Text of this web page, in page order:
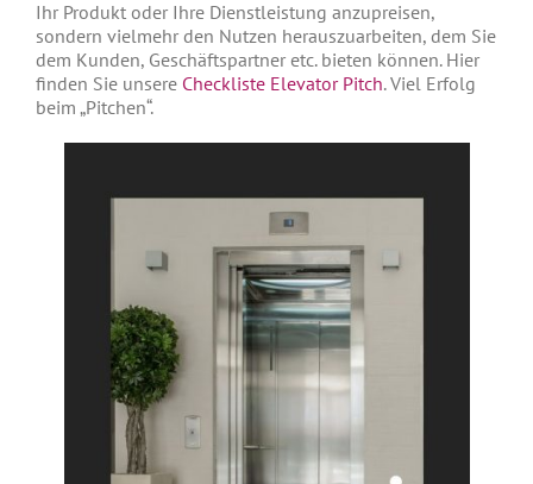
Ihr Produkt oder Ihre Dienstleistung anzupreisen,
sondern vielmehr den Nutzen herauszuarbeiten, dem Sie
dem Kunden, Geschäftspartner etc. bieten können. Hier
finden Sie unsere Checkliste Elevator Pitch. Viel Erfolg
beim „Pitchen“.